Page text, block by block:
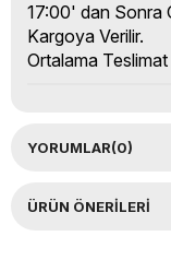
17:00' dan Sonra
Kargoya Verilir.
Ortalama
YORUMLAR(0)
ÜRÜN ÖNERILERI